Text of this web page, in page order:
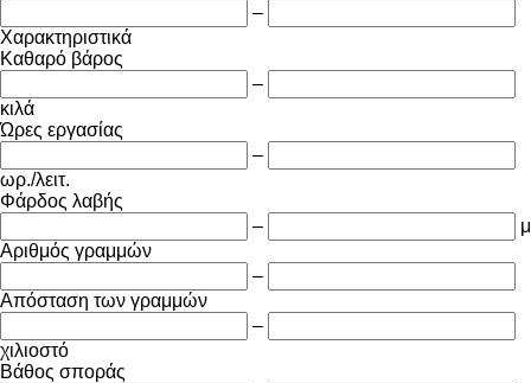
–
Χαρακτηριστικά
Καθαρό βάρος
–
κιλά
Ώρες εργασίας
–
ωρ./λειτ.
Φάρδος λαβής
–
μ
Αριθμός γραμμών
–
Απόσταση των γραμμών
–
χιλιοστό
Βάθος σποράς